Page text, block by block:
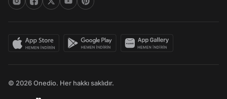
© 2026 Onedio. Her hakkı saklıdır.